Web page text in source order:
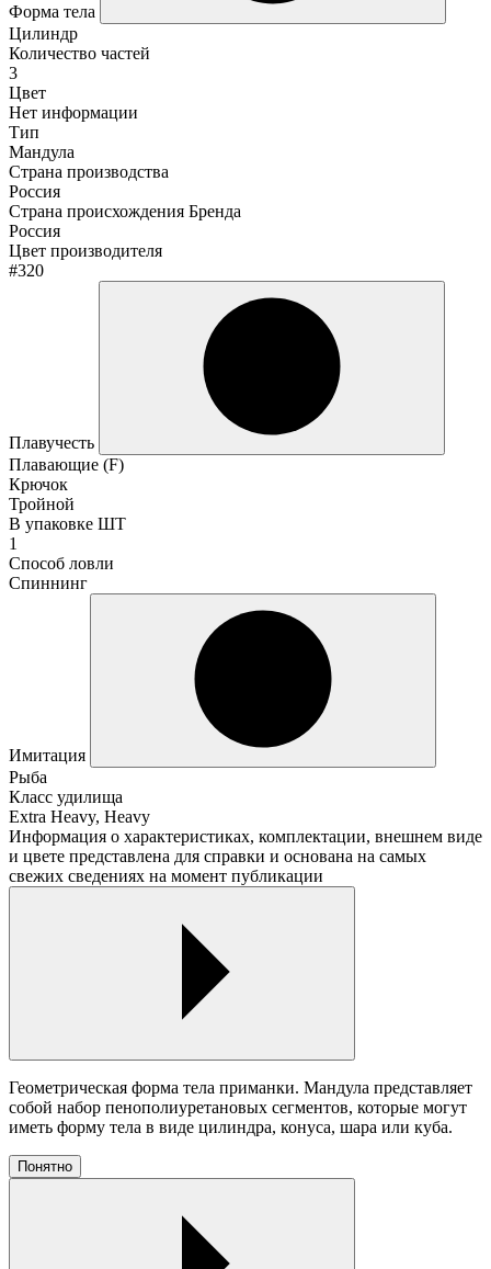
Форма тела
Цилиндр
Количество частей
3
Цвет
Нет информации
Тип
Мандула
Страна производства
Россия
Страна происхождения Бренда
Россия
Цвет производителя
#320
Плавучесть
Плавающие (F)
Крючок
Тройной
В упаковке ШТ
1
Способ ловли
Спиннинг
Имитация
Рыба
Класс удилища
Extra Heavy, Heavy
Информация о характеристиках, комплектации, внешнем виде
и цвете представлена для справки и основана на самых
свежих сведениях на момент публикации
Геометрическая форма тела приманки. Мандула представляет
собой набор пенополиуретановых сегментов, которые могут
иметь форму тела в виде цилиндра, конуса, шара или куба.
Понятно